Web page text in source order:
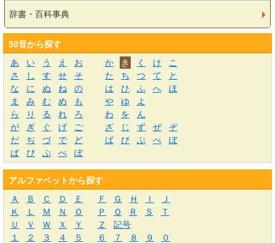
辞書・百科事典
50音から探す
あ
い う え お か き く け
こ
さ
し す せ そ た ち つ て
と
な
に ぬ ね の は ひ ふ へ
ほ
ま
み む め も や ゆ
よ
ら
り る れ ろ わ を
ん
が
ぎ ぐ げ ご ざ じ ず ぜ
ぞ
だ
ぢ づ で ど ば び ぶ べ
ぼ
ぱ
ぴ ぷ ぺ ぽ
アルファベットから探す
Ａ
Ｂ Ｃ Ｄ Ｅ Ｆ Ｇ Ｈ Ｉ
Ｊ
Ｋ
Ｌ Ｍ Ｎ Ｏ Ｐ Ｑ Ｒ Ｓ
Ｔ
Ｕ
Ｖ Ｗ Ｘ Ｙ Ｚ
記号
１
２ ３ ４ ５ ６ ７ ８ ９ ０